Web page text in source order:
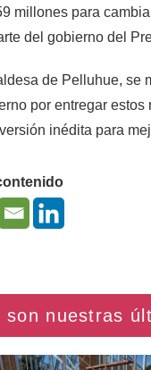
millones para
del gobierno del
de Pelluhue, se
por entregar
inédita para